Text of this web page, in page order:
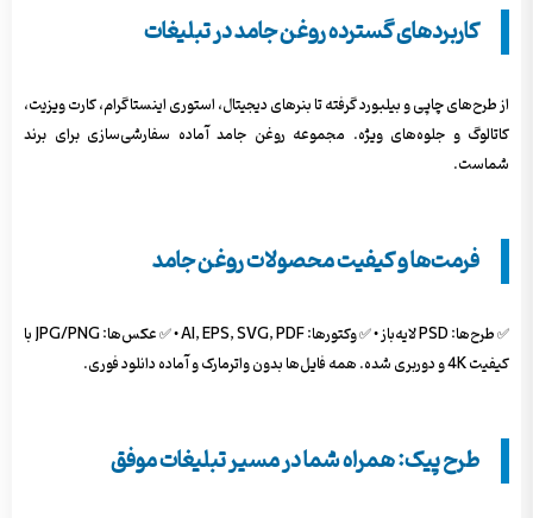
کاربردهای گسترده روغن جامد در تبلیغات
از طرح‌های چاپی و بیلبورد گرفته تا بنرهای دیجیتال، استوری اینستاگرام، کارت ویزیت،
کاتالوگ و جلوه‌های ویژه. مجموعه روغن جامد آماده سفارشی‌سازی برای برند
شماست.
فرمت‌ها و کیفیت محصولات روغن جامد
✅ طرح‌ها: PSD لایه‌باز • ✅ وکتورها: AI, EPS, SVG, PDF • ✅ عکس‌ها: JPG/PNG با
کیفیت 4K و دوربری شده. همه فایل‌ها بدون واترمارک و آماده دانلود فوری.
طرح پیک: همراه شما در مسیر تبلیغات موفق